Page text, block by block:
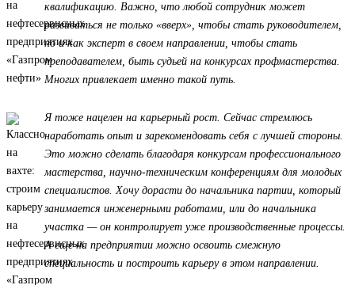
квалификацию. Важно, что любой сотрудник может
развиваться не только «вверх», чтобы стать руководителем,
но и как эксперт в своем направлении, чтобы стать
преподавателем, быть судьей на конкурсах профмастерства.
Многих привлекает именно такой путь.
Я тоже нацелен на карьерный рост. Сейчас стремлюсь
наработать опыт и зарекомендовать себя с лучшей стороны.
Это можно сделать благодаря конкурсам профессионального
мастерства, научно-техническим конференциям для молодых
специалистов. Хочу дорасти до начальника партии, который
занимается инженерными работами, или до начальника
участка — он контролирует уже производственные процессы.
А еще на предприятии можно освоить смежную
специальность и построить карьеру в этом направлении.